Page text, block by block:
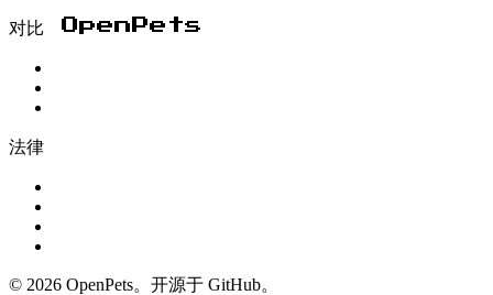
对比 OpenPets
法律
© 2026 OpenPets。开源于 GitHub。